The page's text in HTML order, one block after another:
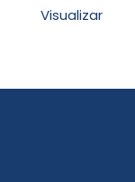
Visualizar